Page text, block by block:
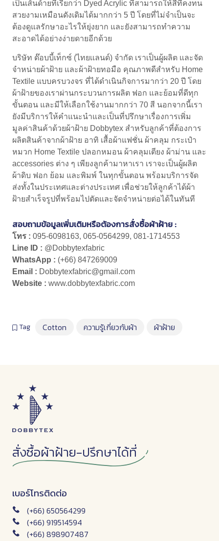
เป็นเส้นด้ายที่เรียกว่า Dyed Acrylic ที่สามารถให้สีที่คงทน
สวยงามเหมือนดังเดิมได้มากกว่า 5 ปี โดยที่ไม่จำเป็นจะ
ต้องดูแลรักษาอะไรให้ยุ่งยาก และยังสามารถทำความ
สะอาดได้อย่างง่ายดายอีกด้วย
บริษัท ด๊อบบี้เท็กซ์ (ไทยเเลนด์) จํากัด เราเป็นผู้ผลิต และจัด
จำหน่ายผ้าฝ้าย และผ้าฝ้ายทอมือ คุณภาพดีสำหรับ Home
Textile แบบครบวงจร ที่ได้ดำเนินกิจการมากว่า 20 ปี โดย
ผ้าฝ้ายของเราผ่านกระบวนการผลิต ฟอก และย้อมที่ดีทุก
ขั้นตอน และมีให้เลือกใช้งานมากกว่า 70 สี นอกจากนี้เรา
ยังมีบริการให้คำแนะนำและเป็นที่ปรึกษาเรื่องการเพิ่ม
มูลค่าสินค้าด้วยผ้าฝ้าย Dobbytex สำหรับลูกค้าที่ต้องการ
ผลิตสินค้าจากผ้าฝ้าย อาทิ เสื้อผ้าแฟชั่น ผ้าคลุม กระเป๋า
หมวก Home Textile ปลอกหมอน ผ้าคลุมเตียง ผ้าม่าน และ
accessories ต่าง ๆ เพียงลูกค้ามาหาเรา เราจะเป็นผู้ผลิต
ผ้าดิบ ฟอก ย้อม และพิมพ์ ในทุกขั้นตอน พร้อมบริการจัด
ส่งทั้งในประเทศและต่างประเทศ เพื่อช่วยให้ลูกค้าได้ผ้า
ฝ้ายสำเร็จรูปที่พร้อมไปตัดและจัดจำหน่ายต่อได้ในทันที
สอบถามข้อมูลเพิ่มเติมหรือต้องการสั่งซื้อผ้าฝ้าย:
โทร : 095-6098163, 065-0564299, 081-1714553
Line ID : @Dobbytexfabric
WhatsApp : (+66) 847269009
Email : Dobbytexfabric@gmail.com
Website : www.dobbytexfabric.com
Tag Cotton ความรู้เกี่ยวกับผ้า ผ้าฝ้าย
สั่งซื้อผ้าฝ้าย-ปรึกษาได้ที่
เบอร์โทรติดต่อ
(+66) 650564299
(+66) 919514594
(+66) 898907487